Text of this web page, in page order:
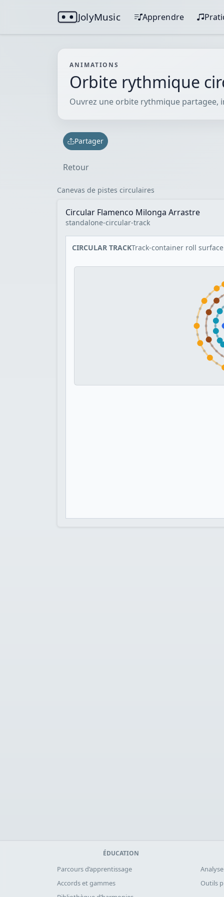
JolyMusic Apprendre
ANIMATIONS
Orbite rythmique
Ouvrez une orbite rythmique partagee,
Partager
Retour
Canevas de pistes circulaires
Circular Flamenco Milonga Arrastre
standalone-circular-track
CIRCULAR TRACKTrack-container roll surface
ÉDUCATION
Parcours d’apprentissage
Accords et gammes
Outils